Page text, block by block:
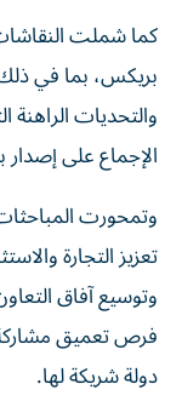
كما شملت
بريكس، بما في ذلك
والتحديات الراهنة
الإجماع على
وتمحورت
تعزيز التجارة
وتوسيع آفاق
فرص تعميق
دولة شريكة لها.